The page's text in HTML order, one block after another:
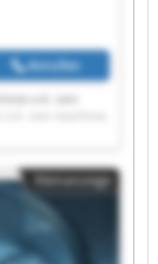
Anrufen
e.K. soni
e.K. soni
e.K. soni
soni machines
e.K. soni
Kleinanzeige